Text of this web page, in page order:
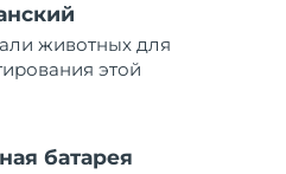
животных для
этой
батарея